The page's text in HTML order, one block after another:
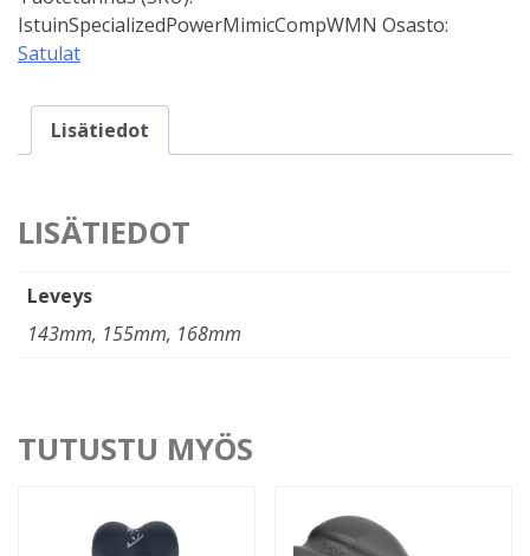
Comp
WMN
IstuinSpecializedPowerMimicCompWMN Osasto:
Satulat
Lisätiedot
LISÄTIEDOT
Leveys
143mm, 155mm, 168mm
TUTUSTU MYÖS